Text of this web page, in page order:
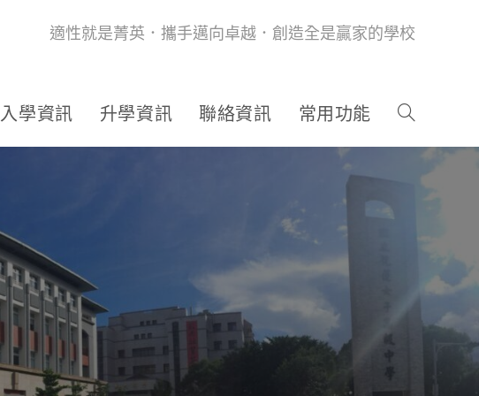
適性就是菁英．攜手邁向卓越．創造全是贏家的學校
入學資訊 升學資訊 聯絡資訊 常用功能